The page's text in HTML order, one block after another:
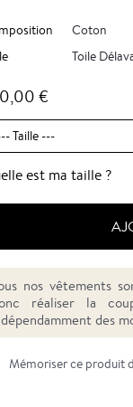
Coton
Toile
€
est ma taille ?
nos vêtements
réaliser la
des
Mémoriser ce produit